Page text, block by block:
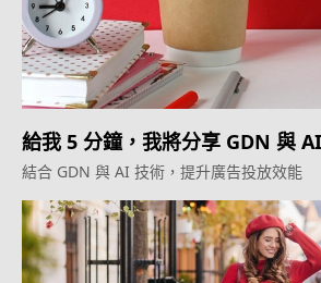
給我 5 分鐘，我將分享 GDN 與
結合 GDN 與 AI 技術，提升廣告投放效能